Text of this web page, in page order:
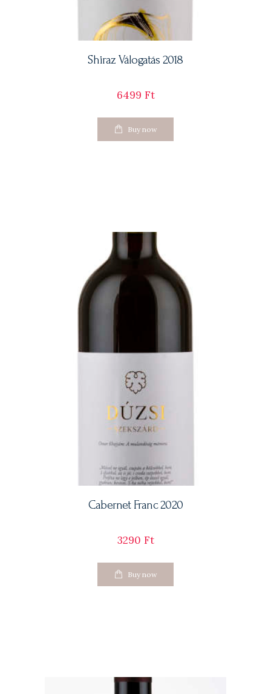
Shiraz Válogatás 2018
6499 Ft
Buy now
Cabernet Franc 2020
3290 Ft
Buy now